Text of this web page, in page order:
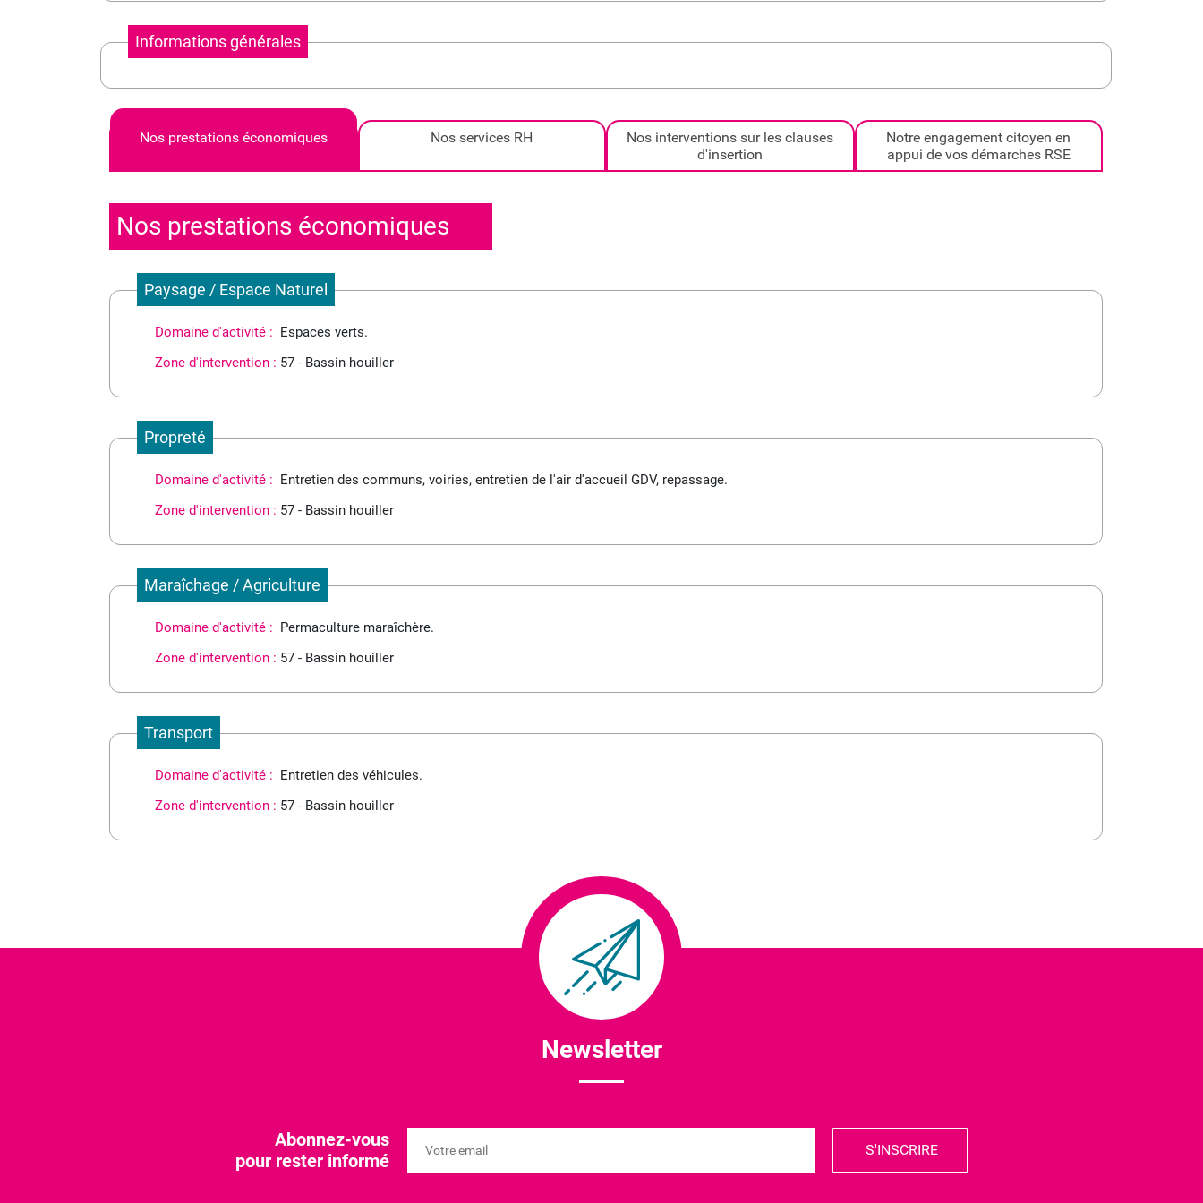
Informations générales
Nos prestations économiques Nos services RH
Nos interventions sur les clauses
d'insertion
Notre engagement citoyen en
appui de vos démarches RSE
Nos prestations économiques
Paysage / Espace Naturel
Domaine d'activité : Espaces verts.
Zone d'intervention : 57 - Bassin houiller
Propreté
Domaine d'activité : Entretien des communs, voiries, entretien de l'air d'accueil GDV, repassage.
Zone d'intervention : 57 - Bassin houiller
Maraîchage / Agriculture
Domaine d'activité : Permaculture maraîchère.
Zone d'intervention : 57 - Bassin houiller
Transport
Domaine d'activité : Entretien des véhicules.
Zone d'intervention : 57 - Bassin houiller
Newsletter
Abonnez-vous
pour rester informé